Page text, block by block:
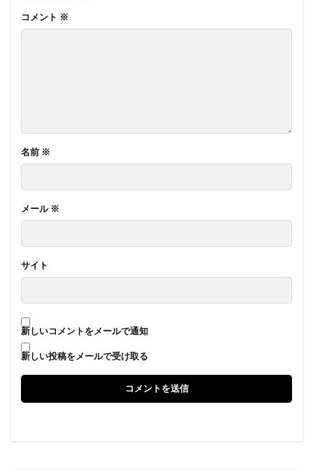
コメント ※
名前 ※
メール ※
サイト
新しいコメントをメールで通知
新しい投稿をメールで受け取る